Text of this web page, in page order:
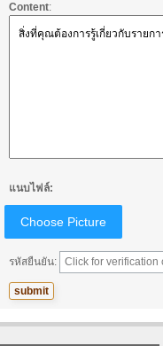
Content:
แนบไฟล์:
Choose Picture
รหัสยืนยัน: